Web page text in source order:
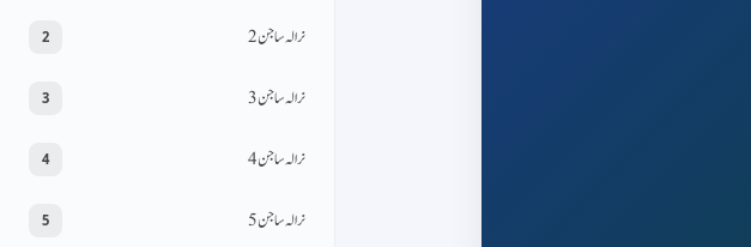
2 نرالہ ساجن 2
3 نرالہ ساجن 3
4 نرالہ ساجن 4
5 نرالہ ساجن 5